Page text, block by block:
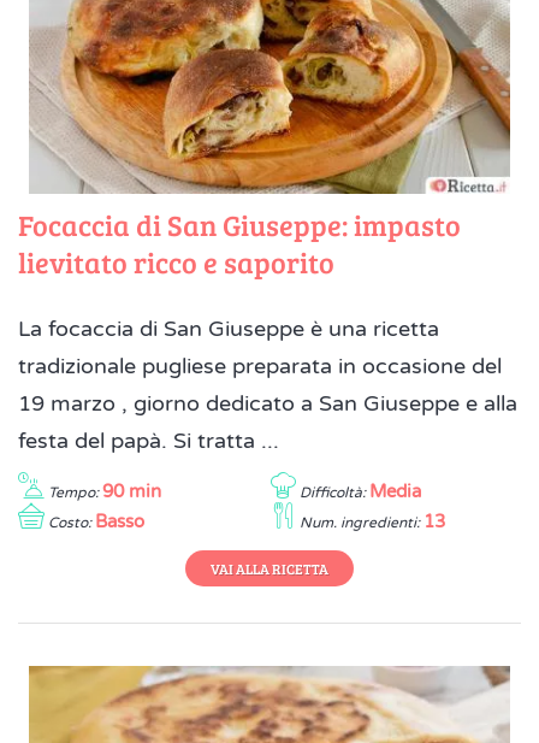
Focaccia di San Giuseppe: impasto
lievitato ricco e saporito
La focaccia di San Giuseppe è una ricetta
tradizionale pugliese preparata in occasione del
19 marzo , giorno dedicato a San Giuseppe e alla
festa del papà. Si tratta ...
Tempo: 90 min Difficoltà: Media
Costo: Basso Num. ingredienti: 13
VAI ALLA RICETTA